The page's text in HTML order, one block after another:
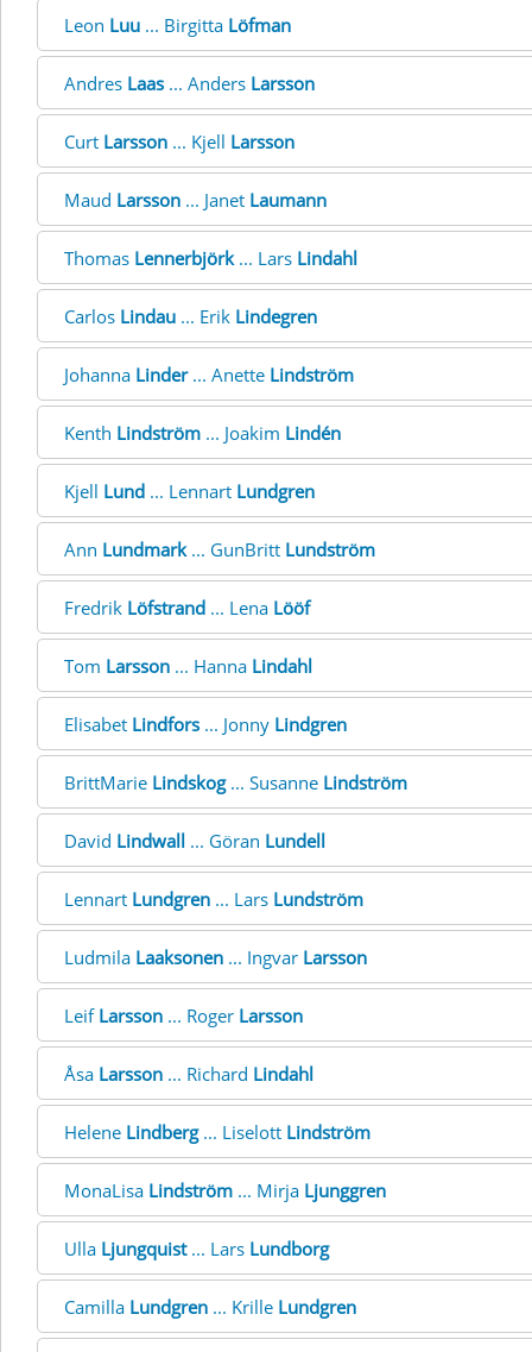
Leon Luu ... Birgitta Löfman
Andres Laas ... Anders Larsson
Curt Larsson ... Kjell Larsson
Maud Larsson ... Janet Laumann
Thomas Lennerbjörk... Lars Lindahl
Carlos Lindau ... Erik Lindegren
Johanna Linder... Anette Lindström
Kenth Lindström ... Joakim Lindén
Kjell Lund ... Lennart Lundgren
Ann Lundmark... GunBritt Lundström
Fredrik Löfstrand ... Lena Lööf
Tom Larsson ... Hanna Lindahl
Elisabet Lindfors ... Jonny Lindgren
BrittMarie Lindskog... Susanne Lindström
David Lindwall ... Göran Lundell
Lennart Lundgren ... Lars Lundström
Ludmila Laaksonen ... Ingvar Larsson
Leif Larsson ... Roger Larsson
Åsa Larsson ... Richard Lindahl
Helene Lindberg... Liselott Lindström
MonaLisa Lindström ... Mirja Ljunggren
Ulla Ljungquist... Lars Lundborg
Camilla Lundgren ... Krille Lundgren